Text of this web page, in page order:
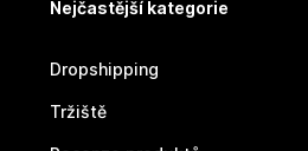
Nejčastější kategorie
Dropshipping
Tržiště